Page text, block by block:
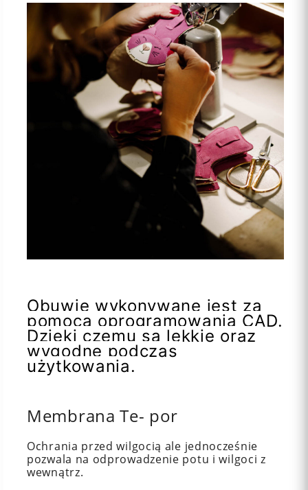
Obuwie wykonywane jest za
pomocą oprogramowania CAD.
Dzięki czemu są lekkie oraz
wygodne podczas
użytkowania.
Membrana Te- por
Ochrania przed wilgocią ale jednocześnie
pozwala na odprowadzenie potu i wilgoci z
wewnątrz.